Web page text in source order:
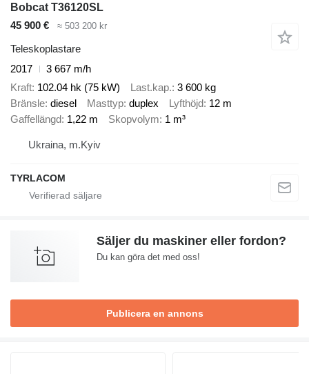
Bobcat T36120SL
45 900 €
≈ 503 200 kr
Teleskoplastare
2017
3 667 m/h
Kraft 102.04 hk (75 kW) Last.kap. 3 600 kg
Bränsle diesel Masttyp duplex Lyfthöjd 12 m
Gaffellängd 1,22 m Skopvolym 1 m³
Ukraina, m.Kyiv
TYRLACOM
Säljer du maskiner eller fordon?
Du kan göra det med oss!
Publicera en annons